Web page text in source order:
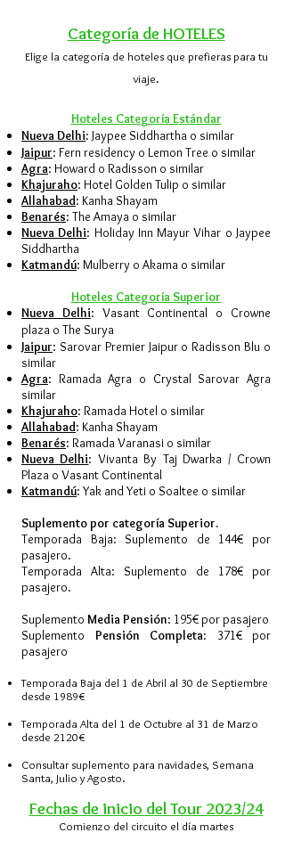
Categoría de HOTELES
Elige la categoría de hoteles que prefieras para tu
viaje.
Hoteles Categoría Estándar
Nueva Delhi: Jaypee Siddhartha o similar
Jaipur: Fern residency o Lemon Tree o similar
Agra: Howard o Radisson o similar
Khajuraho: Hotel Golden Tulip o similar
Allahabad: Kanha Shayam
Benarés: The Amaya o similar
Nueva Delhi: Holiday Inn Mayur Vihar o Jaypee
Siddhartha
Katmandú: Mulberry o Akama o similar
Hoteles Categoría Superior
Nueva Delhi: Vasant Continental o Crowne
plaza o The Surya
Jaipur: Sarovar Premier Jaipur o Radisson Blu o
similar
Agra: Ramada Agra o Crystal Sarovar Agra
similar
Khajuraho: Ramada Hotel o similar
Allahabad: Kanha Shayam
Benarés: Ramada Varanasi o similar
Nueva Delhi: Vivanta By Taj Dwarka / Crown
Plaza o Vasant Continental
Katmandú: Yak and Yeti o Soaltee o similar
Suplemento por categoría Superior.
Temporada Baja: Suplemento de 144€ por
pasajero.
Temporada Alta: Suplemento de 178€ por
pasajero.
Suplemento Media Pensión: 195€ por pasajero
Suplemento Pensión Completa: 371€ por
pasajero
Temporada Baja del 1 de Abril al 30 de Septiembre
desde 1989€
Temporada Alta del 1 de Octubre al 31 de Marzo
desde 2120€
Consultar suplemento para navidades, Semana
Santa, Julio y Agosto.
Fechas de inicio del Tour 2023/24
Comienzo del circuito el día martes